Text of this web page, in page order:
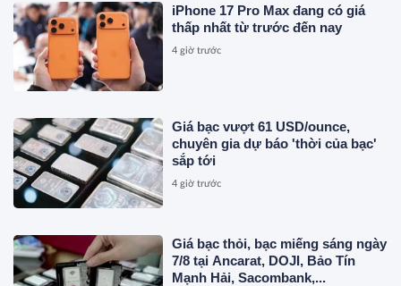
iPhone 17 Pro Max đang có giá
thấp nhất từ trước đến nay
4 giờ trước
Giá bạc vượt 61 USD/ounce,
chuyên gia dự báo 'thời của bạc'
sắp tới
4 giờ trước
Giá bạc thỏi, bạc miếng sáng ngày
7/8 tại Ancarat, DOJI, Bảo Tín
Mạnh Hải, Sacombank,...